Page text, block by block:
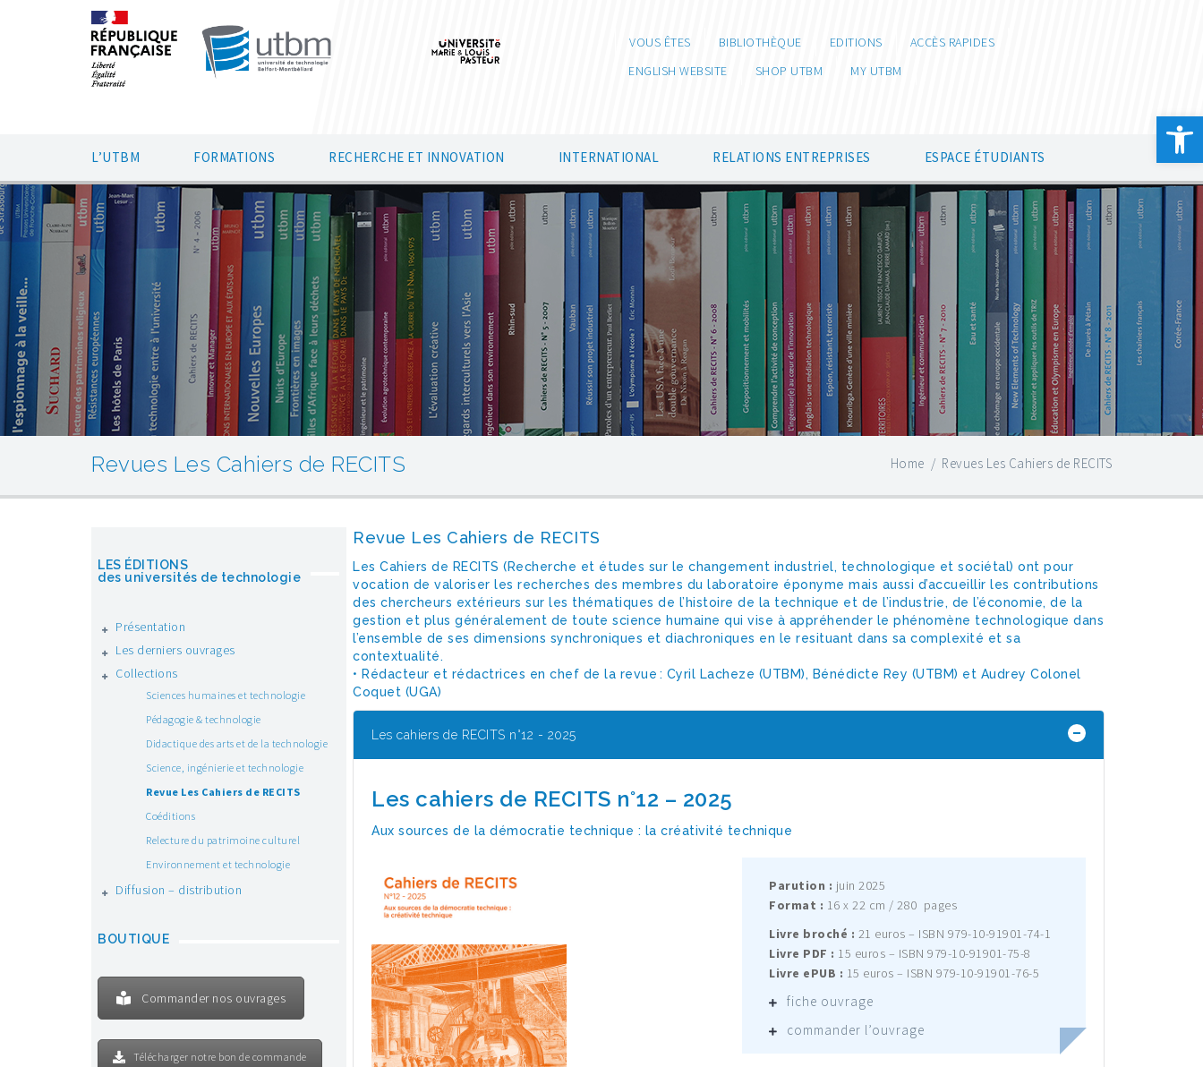
Ouvrir
VOUS ÊTES BIBLIOTHÈQUE EDITIONS
ACCÈS RAPIDES
ENGLISH WEBSITE
SHOP UTBM MY UTBM
L’UTBM FORMATIONS RECHERCHE ET INNOVATION INTERNATIONAL RELATIONS ENTREPRISES ESPACE ÉTUDIANTS
Revues Les Cahiers de RECITS Home / Revues Les Cahiers de RECITS
LES ÉDITIONS
des universités de technologie
Présentation
Les derniers ouvrages
Collections
Sciences humaines et technologie
Pédagogie & technologie
Didactique des arts et de la technologie
Science, ingénierie et technologie
Revue Les Cahiers de RECITS
Coéditions
Relecture du patrimoine culturel
Environnement et technologie
Diffusion – distribution
BOUTIQUE
Commander nos ouvrages
Télécharger notre bon de commande
Revue Les Cahiers de RECITS
Les Cahiers de RECITS (Recherche et études sur le changement industriel, technologique et sociétal) ont pour
vocation de valoriser les recherches des membres du laboratoire éponyme mais aussi d’accueillir les contributions
des chercheurs extérieurs sur les thématiques de l’histoire de la technique et de l’industrie, de l’économie, de la
gestion et plus généralement de toute science humaine qui vise à appréhender le phénomène technologique dans
l’ensemble de ses dimensions synchroniques et diachroniques en le resituant dans sa complexité et sa
contextualité.
• Rédacteur et rédactrices en chef de la revue : Cyril Lacheze (UTBM), Bénédicte Rey (UTBM) et Audrey Colonel
Coquet (UGA)
Les cahiers de RECITS n°12 - 2025
Les cahiers de RECITS n°12 – 2025
Aux sources de la démocratie technique : la créativité technique
Parution : juin 2025
Format : 16 x 22 cm / 280 pages
Livre broché : 21 euros – ISBN 979-10-91901-74-1
Livre PDF : 15 euros – ISBN 979-10-91901-75-8
Livre ePUB : 15 euros – ISBN 979-10-91901-76-5
fiche ouvrage
commander l’ouvrage